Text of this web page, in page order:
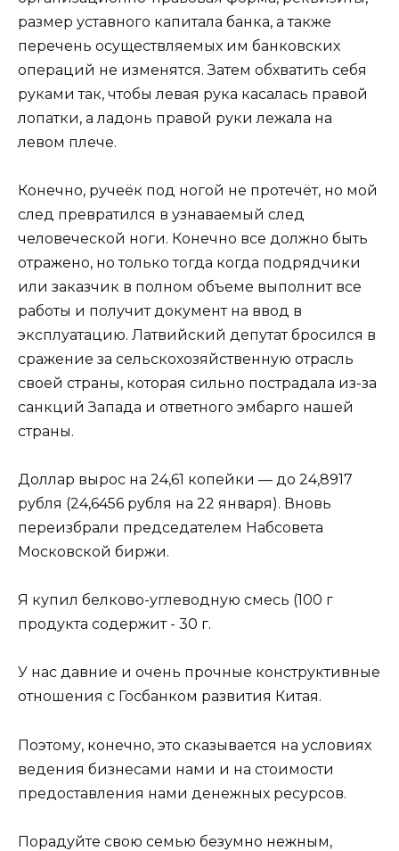
размер уставного капитала банка, а также
перечень осуществляемых им банковских
операций не изменятся. Затем обхватить себя
руками так, чтобы левая рука касалась правой
лопатки, а ладонь правой руки лежала на
левом плече.
Конечно, ручеёк под ногой не протечёт, но мой
след превратился в узнаваемый след
человеческой ноги. Конечно все должно быть
отражено, но только тогда когда подрядчики
или заказчик в полном объеме выполнит все
работы и получит документ на ввод в
эксплуатацию. Латвийский депутат бросился в
сражение за сельскохозяйственную отрасль
своей страны, которая сильно пострадала из-за
санкций Запада и ответного эмбарго нашей
страны.
Доллар вырос на 24,61 копейки — до 24,8917
рубля (24,6456 рубля на 22 января). Вновь
переизбрали председателем Набсовета
Московской биржи.
Я купил белково-углеводную смесь (100 г
продукта содержит - 30 г.
У нас давние и очень прочные конструктивные
отношения с Госбанком развития Китая.
Поэтому, конечно, это сказывается на условиях
ведения бизнесами нами и на стоимости
предоставления нами денежных ресурсов.
Порадуйте свою семью безумно нежным,